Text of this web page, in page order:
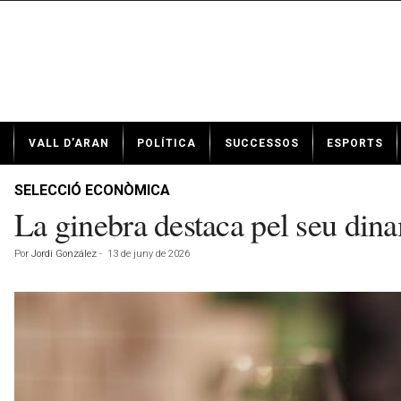
t
VALL D’ARAN POLÍTICA SUCCESSOS ESPORTS
SELECCIÓ ECONÒMICA
La ginebra destaca pel seu
Por Jordi González - 13 de juny de 2026